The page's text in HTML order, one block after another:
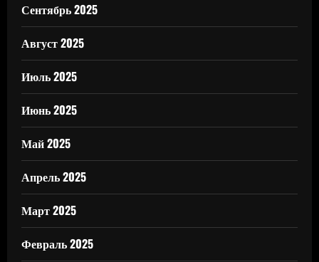
Сентябрь 2025
Август 2025
Июль 2025
Июнь 2025
Май 2025
Апрель 2025
Март 2025
Февраль 2025